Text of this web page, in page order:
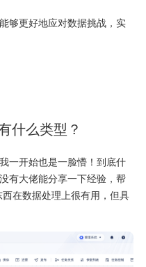
够更好地应对数据挑战，实
什么类型？
一开始也是一脸懵！到底什
有大佬能分享一下经验，帮
在数据处理上很有用，但具